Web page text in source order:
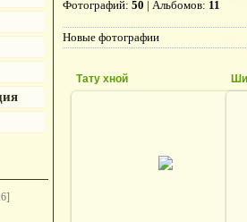
Фотографий: 50 | Альбомов: 11
Новые фотографии
Тату хной